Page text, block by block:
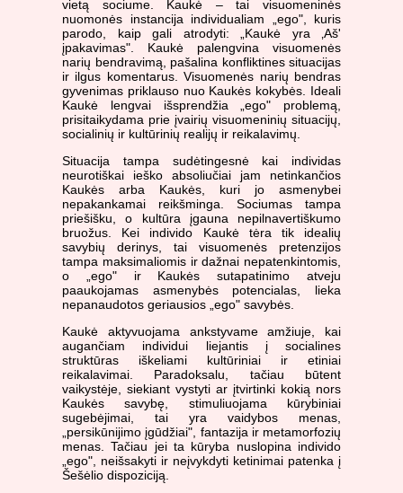
vietą sociume. Kaukė – tai visuomeninės
nuomonės instancija individualiam „ego", kuris
parodo, kaip gali atrodyti: „Kaukė yra ‚Aš'
įpakavimas". Kaukė palengvina visuomenės
narių bendravimą, pašalina konfliktines situacijas
ir ilgus komentarus. Visuomenės narių bendras
gyvenimas priklauso nuo Kaukės kokybės. Ideali
Kaukė lengvai išsprendžia „ego" problemą,
prisitaikydama prie įvairių visuomeninių situacijų,
socialinių ir kultūrinių realijų ir reikalavimų.
Situacija tampa sudėtingesnė kai individas
neurotiškai ieško absoliučiai jam netinkančios
Kaukės arba Kaukės, kuri jo asmenybei
nepakankamai reikšminga. Sociumas tampa
priešišku, o kultūra įgauna nepilnavertiškumo
bruožus. Kei individo Kaukė tėra tik idealių
savybių derinys, tai visuomenės pretenzijos
tampa maksimaliomis ir dažnai nepatenkintomis,
o „ego" ir Kaukės sutapatinimo atveju
paaukojamas asmenybės potencialas, lieka
nepanaudotos geriausios „ego" savybės.
Kaukė aktyvuojama ankstyvame amžiuje, kai
augančiam individui liejantis į socialines
struktūras iškeliami kultūriniai ir etiniai
reikalavimai. Paradoksalu, tačiau būtent
vaikystėje, siekiant vystyti ar įtvirtinki kokią nors
Kaukės savybę, stimuliuojama kūrybiniai
sugebėjimai, tai yra vaidybos menas,
„persikūnijimo įgūdžiai", fantazija ir metamorfozių
menas. Tačiau jei ta kūryba nuslopina individo
„ego", neišsakyti ir neįvykdyti ketinimai patenka į
Šešėlio dispoziciją.